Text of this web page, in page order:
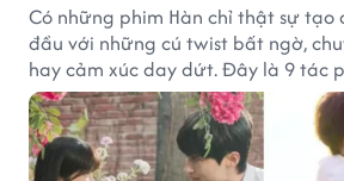
Có những phim Hàn chỉ thật sự tạo
đầu với những cú twist bất ngờ,
hay cảm xúc day dứt. Đây là 9 tác
khán giả ước có thể trải nghiệm lại